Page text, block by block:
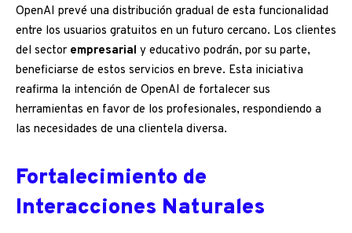
OpenAI prevé una distribución gradual de esta funcionalidad
entre los usuarios gratuitos en un futuro cercano. Los clientes
del sector empresarial y educativo podrán, por su parte,
beneficiarse de estos servicios en breve. Esta iniciativa
reafirma la intención de OpenAI de fortalecer sus
herramientas en favor de los profesionales, respondiendo a
las necesidades de una clientela diversa.
Fortalecimiento de
Interacciones Naturales